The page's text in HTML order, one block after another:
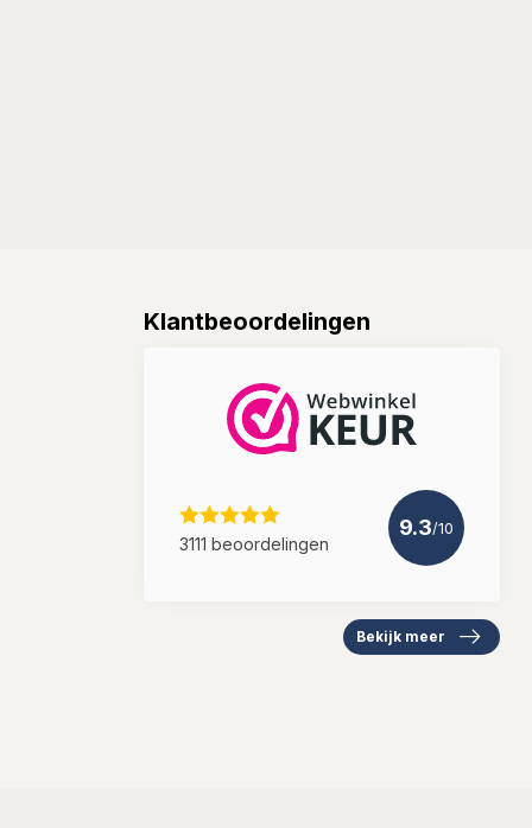
Klantbeoordelingen
3111 beoordelingen
9.3/10
Bekijk meer